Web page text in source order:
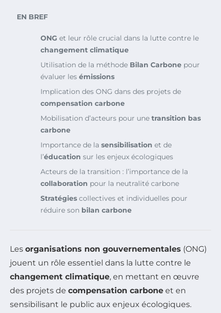
EN BREF
ONG et leur rôle crucial dans la lutte contre le
changement climatique
Utilisation de la méthode Bilan Carbone pour
évaluer les émissions
Implication des ONG dans des projets de
compensation carbone
Mobilisation d’acteurs pour une transition bas
carbone
Importance de la sensibilisation et de
l’éducation sur les enjeux écologiques
Acteurs de la transition : l’importance de la
collaboration pour la neutralité carbone
Stratégies collectives et individuelles pour
réduire son bilan carbone
Les organisations non gouvernementales (ONG)
jouent un rôle essentiel dans la lutte contre le
changement climatique, en mettant en œuvre
des projets de compensation carbone et en
sensibilisant le public aux enjeux écologiques.